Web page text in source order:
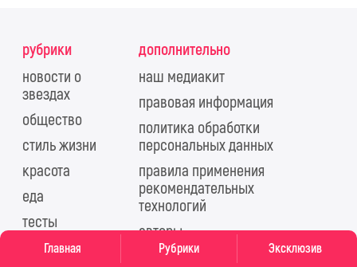
Главная Рубрики Эксклюзив
рубрики
новости о
звездах
общество
стиль жизни
красота
еда
тесты
спецпроекты
дополнительно
наш медиакит
правовая информация
политика обработки
персональных данных
правила применения
рекомендательных
технологий
авторы
партнерам